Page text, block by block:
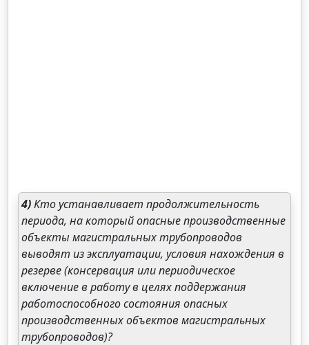
4)Кто устанавливает продолжительность
периода, на который опасные производственные
объекты магистральных трубопроводов
выводят из эксплуатации, условия нахождения в
резерве (консервация или периодическое
включение в работу в целях поддержания
работоспособного состояния опасных
производственных объектов магистральных
трубопроводов)?